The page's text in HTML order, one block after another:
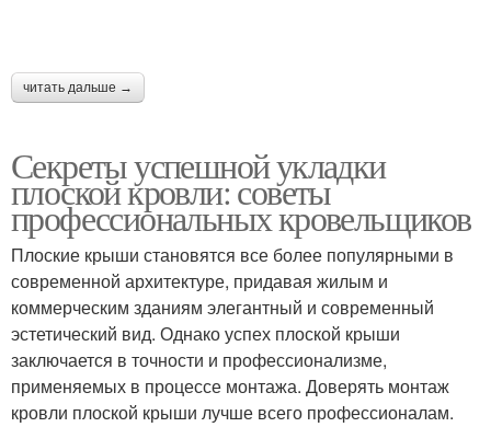
читать дальше →
Секреты успешной укладки
плоской кровли: советы
профессиональных кровельщиков
Плоские крыши становятся все более популярными в
современной архитектуре, придавая жилым и
коммерческим зданиям элегантный и современный
эстетический вид. Однако успех плоской крыши
заключается в точности и профессионализме,
применяемых в процессе монтажа. Доверять монтаж
кровли плоской крыши лучше всего профессионалам.